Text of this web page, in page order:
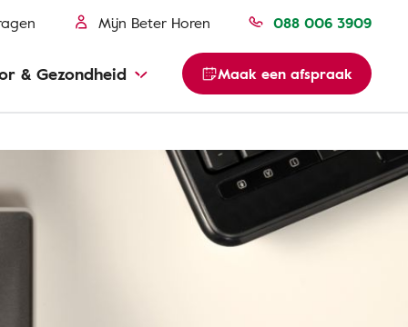
Mijn Beter Horen 088 006 3909
& Gezondheid Maak een afspraak